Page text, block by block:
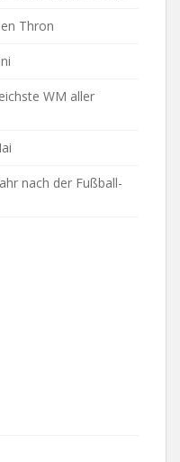
Thron
WM aller
nach der Fußball-